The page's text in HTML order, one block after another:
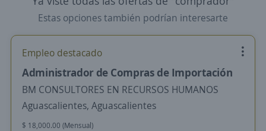
Estas opciones también podrían interesarte
Empleo destacado
Administrador de Compras de Importación
BM CONSULTORES EN RECURSOS HUMANOS
Aguascalientes, Aguascalientes
$ 18,000.00 (Mensual)